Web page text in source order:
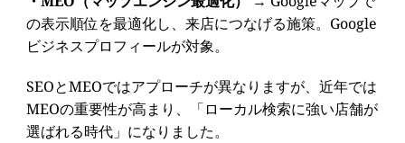
の表示順位を最適化し、来店につなげる施策。Google
ビジネスプロフィールが対象。
SEOとMEOではアプローチが異なりますが、近年では
MEOの重要性が高まり、「ローカル検索に強い店舗が
選ばれる時代」になりました。